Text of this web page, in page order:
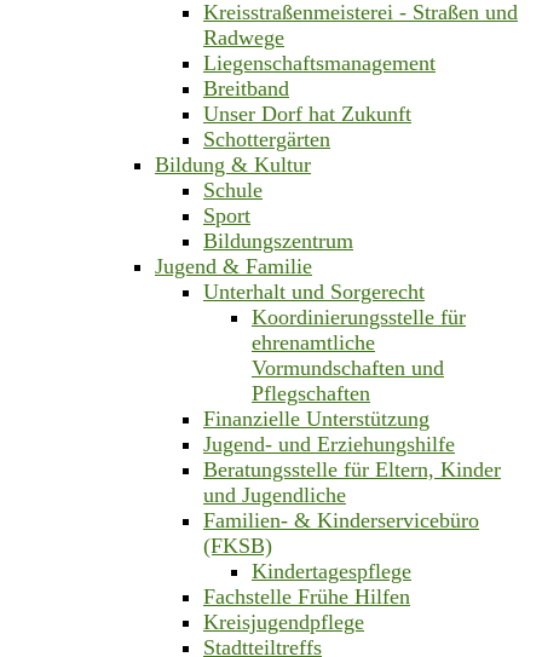
Kreisstraßenmeisterei - Straßen und
Radwege
Liegenschaftsmanagement
Breitband
Unser Dorf hat Zukunft
Schottergärten
Bildung & Kultur
Schule
Sport
Bildungszentrum
Jugend & Familie
Unterhalt und Sorgerecht
Koordinierungsstelle für
ehrenamtliche
Vormundschaften und
Pflegschaften
Finanzielle Unterstützung
Jugend- und Erziehungshilfe
Beratungsstelle für Eltern, Kinder
und Jugendliche
Familien- & Kinderservicebüro
(FKSB)
Kindertagespflege
Fachstelle Frühe Hilfen
Kreisjugendpflege
Stadtteiltreffs